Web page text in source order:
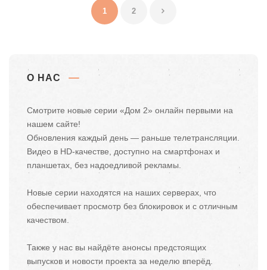
1 2
О НАС
Смотрите новые серии «Дом 2» онлайн первыми на
нашем сайте!
Обновления каждый день — раньше телетрансляции.
Видео в HD-качестве, доступно на смартфонах и
планшетах, без надоедливой рекламы.
Новые серии находятся на наших серверах, что
обеспечивает просмотр без блокировок и с отличным
качеством.
Также у нас вы найдёте анонсы предстоящих
выпусков и новости проекта за неделю вперёд.